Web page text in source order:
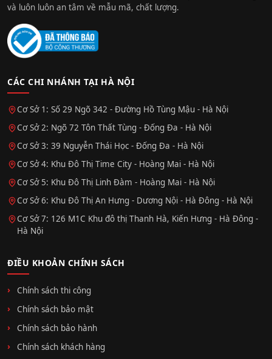
và luôn luôn an tâm về mẫu mã, chất lượng.
CÁC CHI NHÁNH TẠI HÀ NỘI
Cơ Sở 1: Số 29 Ngõ 342 - Đường Hồ Tùng Mậu - Hà Nội
Cơ Sở 2: Ngõ 72 Tôn Thất Tùng - Đống Đa - Hà Nội
Cơ Sở 3: 39 Nguyễn Thái Học - Đống Đa - Hà Nội
Cơ Sở 4: Khu Đô Thị Time City - Hoàng Mai - Hà Nội
Cơ Sở 5: Khu Đô Thị Linh Đàm - Hoàng Mai - Hà Nội
Cơ Sở 6: Khu Đô Thị An Hưng - Dương Nội - Hà Đông - Hà Nội
Cơ Sở 7: 126 M1C Khu đô thị Thanh Hà, Kiến Hưng - Hà Đông -
Hà Nội
ĐIỀU KHOẢN CHÍNH SÁCH
Chính sách thi công
Chính sách bảo mật
Chính sách bảo hành
Chính sách khách hàng